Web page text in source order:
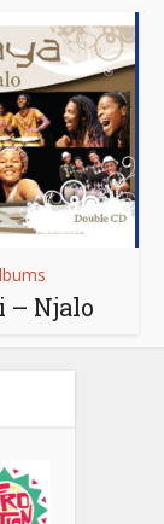
– Njalo